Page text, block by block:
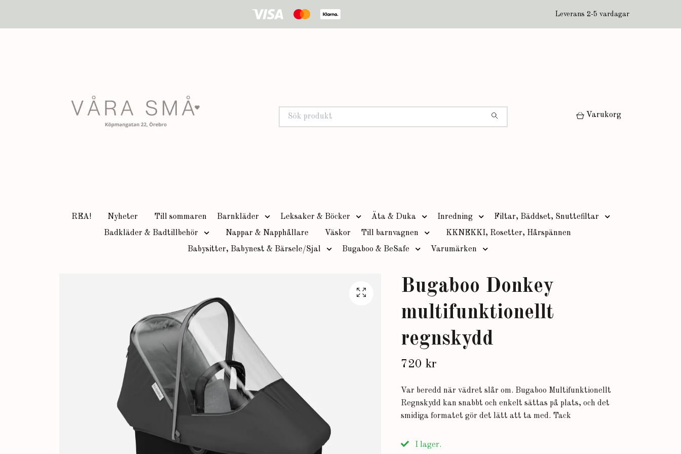
Leverans 2-5 vardagar
Varukorg
REA! Nyheter Till sommaren Barnkläder Leksaker & Böcker Äta & Duka Inredning
Filtar, Bäddset, Snuttefiltar
Badkläder & Badtillbehör
Nappar & Napphållare Väskor Till barnvagnen
KKNEKKI, Rosetter, Hårspännen
Babysitter, Babynest & Bärsele/Sjal
Bugaboo & BeSafe Varumärken
Bugaboo Donkey
multifunktionellt
regnskydd
720 kr
Var beredd när vädret slår om. Bugaboo Multifunktionellt
Regnskydd kan snabbt och enkelt sättas på plats, och det
smidiga formatet gör det lätt att ta med. Tack
I lager.